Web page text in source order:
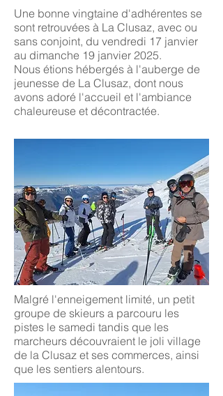
Une bonne vingtaine d'adhérentes se
sont retrouvées à La Clusaz, avec ou
sans conjoint, du vendredi 17 janvier
au dimanche 19 janvier 2025.
Nous étions hébergés à l'auberge de
jeunesse de La Clusaz, dont nous
avons adoré l'accueil et l'ambiance
chaleureuse et décontractée.
Malgré l'enneigement limité, un petit
groupe de skieurs a parcouru les
pistes le samedi tandis que les
marcheurs découvraient le joli village
de la Clusaz et ses commerces, ainsi
que les sentiers alentours.